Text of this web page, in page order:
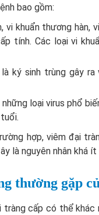
bao gồm:
vi khuẩn thương hàn,
tính. Các loại vi
là ký sinh trùng gây
loại virus phổ
hợp, viêm đại
là nguyên nhân khá ít
thường gặp
tràng cấp có thể